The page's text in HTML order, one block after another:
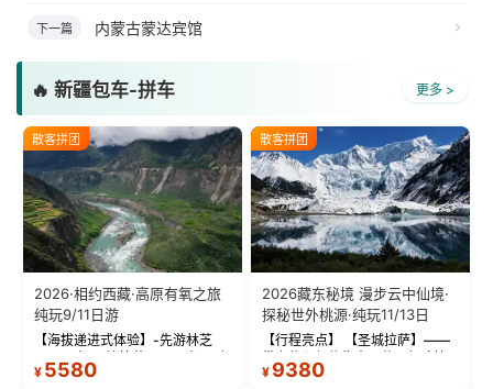
下一篇 内蒙古蒙达宾馆
🔥 新疆包车-拼车 更多 >
散客拼团
2026·相约西藏·高原有氧之旅
纯玩9/11日游
【海拔递进式体验】-先游林芝
测 99%游客零高反 。 【贴心保
¥ 5580
散客拼团
2026藏东秘境 漫步云中仙境·
探秘世外桃源·纯玩11/13日
【行程亮点】 【圣城拉萨】——
萨，感受这座城与生俱来的与众
¥ 9380